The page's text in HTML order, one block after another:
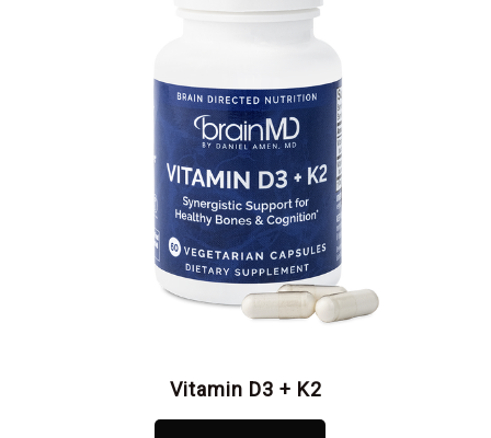
Vitamin D3 + K2